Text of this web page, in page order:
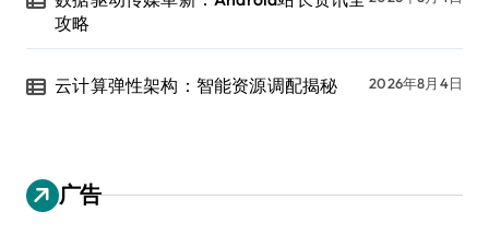
攻略
云计算弹性架构：智能资源调配揭秘 2026年8月4日
广告